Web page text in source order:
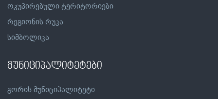
ოკუპირებული ტერიტორიები
რეგიონის რუკა
სიმბოლიკა
მუნიციპალიტეტები
გორის მუნიციპალიტეტი